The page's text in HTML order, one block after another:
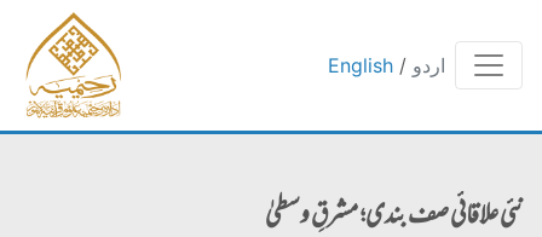
English / اردو
نئی علاقائی صف بندی؛ مشرقِ وسطیٰ